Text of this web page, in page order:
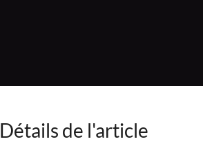
Détails de l'article